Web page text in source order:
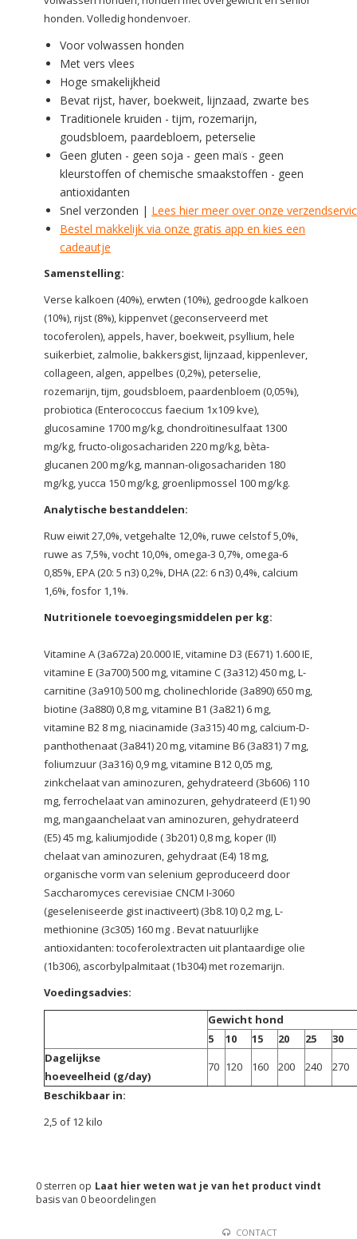
honden. Volledig hondenvoer.
Voor volwassen honden
Met vers vlees
Hoge smakelijkheid
Bevat rijst, haver, boekweit, lijnzaad, zwarte bes
Traditionele kruiden - tijm, rozemarijn,
goudsbloem, paardebloem, peterselie
Geen gluten - geen soja - geen maïs - geen
kleurstoffen of chemische smaakstoffen - geen
antioxidanten
Snel verzonden | Lees hier meer over onze
Bestel makkelijk via onze gratis app en kies een
cadeautje
Samenstelling:
Verse kalkoen (40%), erwten (10%), gedroogde kalkoen
(10%), rijst (8%), kippenvet (geconserveerd met
tocoferolen), appels, haver, boekweit, psyllium, hele
suikerbiet, zalmolie, bakkersgist, lijnzaad, kippenlever,
collageen, algen, appelbes (0,2%), peterselie,
rozemarijn, tijm, goudsbloem, paardenbloem (0,05%),
probiotica (Enterococcus faecium 1x109 kve),
glucosamine 1700 mg/kg, chondroïtinesulfaat 1300
mg/kg, fructo-oligosachariden 220 mg/kg, bèta-
glucanen 200 mg/kg, mannan-oligosachariden 180
mg/kg, yucca 150 mg/kg, groenlipmossel 100 mg/kg.
Analytische bestanddelen:
Ruw eiwit 27,0%, vetgehalte 12,0%, ruwe celstof 5,0%,
ruwe as 7,5%, vocht 10,0%, omega-3 0,7%, omega-6
0,85%, EPA (20: 5 n3) 0,2%, DHA (22: 6 n3) 0,4%, calcium
1,6%, fosfor 1,1%.
Nutritionele toevoegingsmiddelen per kg:
Vitamine A (3a672a) 20.000 IE, vitamine D3 (E671) 1.600 IE,
vitamine E (3a700) 500 mg, vitamine C (3a312) 450 mg, L-
carnitine (3a910) 500 mg, cholinechloride (3a890) 650 mg,
biotine (3a880) 0,8 mg, vitamine B1 (3a821) 6 mg,
vitamine B2 8 mg, niacinamide (3a315) 40 mg, calcium-D-
panthothenaat (3a841) 20 mg, vitamine B6 (3a831) 7 mg,
foliumzuur (3a316) 0,9 mg, vitamine B12 0,05 mg,
zinkchelaat van aminozuren, gehydrateerd (3b606) 110
mg, ferrochelaat van aminozuren, gehydrateerd (E1) 90
mg, mangaanchelaat van aminozuren, gehydrateerd
(E5) 45 mg, kaliumjodide ( 3b201) 0,8 mg, koper (II)
chelaat van aminozuren, gehydraat (E4) 18 mg,
organische vorm van selenium geproduceerd door
Saccharomyces cerevisiae CNCM I-3060
(geseleniseerde gist inactiveert) (3b8.10) 0,2 mg, L-
methionine (3c305) 160 mg . Bevat natuurlijke
antioxidanten: tocoferolextracten uit plantaardige olie
(1b306), ascorbylpalmitaat (1b304) met rozemarijn.
Voedingsadvies:
Gewicht hond
5
10 15 20 25
30
Dagelijkse
hoeveelheid (g/day)
70 120 160 200 240
270
Beschikbaar in:
2,5 of 12 kilo
Laat hier weten wat je van het product vindt
0 sterren op
basis van 0 beoordelingen
CONTACT